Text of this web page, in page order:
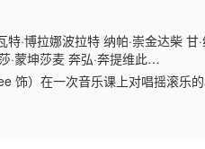
·博拉娜波拉特 纳帕·崇金达柴 甘
蒙坤莎麦 奔弘·奔提维此
Thanachai Ujjin Anon
饰）在一次音乐课上对唱摇滚乐
的家里是开唱片